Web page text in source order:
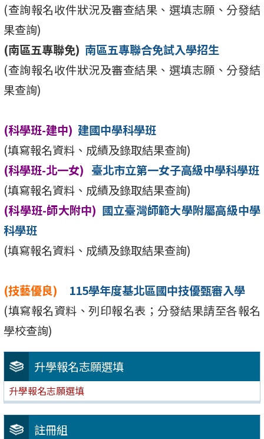
升學報名志願選填
升學報名志願選填
註冊組
(查詢報名收件狀況及審查結果、選填志願、分發結
果查詢)
(南區五專聯免) 南區五專聯合免試入學招生
(查詢報名收件狀況及審查結果、選填志願、分發結
果查詢)
(科學班-建中) 建國中學科學班
(填寫報名資料、成績及錄取結果查詢)
(科學班-北一女) 臺北市立第一女子高級中學科學班
(填寫報名資料、成績及錄取結果查詢)
(科學班-師大附中) 國立臺灣師範大學附屬高級中學
科學班
(填寫報名資料、成績及錄取結果查詢)
(技藝優良)
115學年度基北區國中技優甄審入學
(填寫報名資料、列印報名表；分發結果請至各報名
學校查詢)